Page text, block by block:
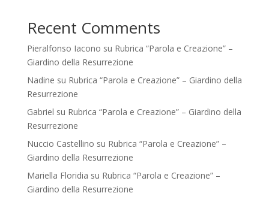
Recent Comments
Pieralfonso Iacono su Rubrica “Parola e Creazione” –
Giardino della Resurrezione
Nadine su Rubrica “Parola e Creazione” – Giardino della
Resurrezione
Gabriel su Rubrica “Parola e Creazione” – Giardino della
Resurrezione
Nuccio Castellino su Rubrica “Parola e Creazione” –
Giardino della Resurrezione
Mariella Floridia su Rubrica “Parola e Creazione” –
Giardino della Resurrezione